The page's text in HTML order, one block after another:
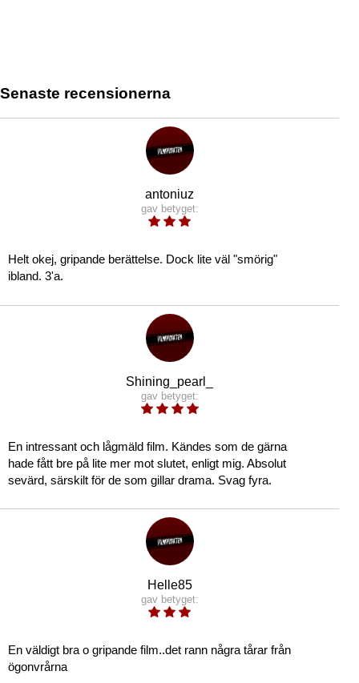
Senaste recensionerna
antoniuz
gav betyget:
Helt okej, gripande berättelse. Dock lite väl "smörig"
ibland. 3'a.
Shining_pearl_
gav betyget:
En intressant och lågmäld film. Kändes som de gärna
hade fått bre på lite mer mot slutet, enligt mig. Absolut
sevärd, särskilt för de som gillar drama. Svag fyra.
Helle85
gav betyget:
En väldigt bra o gripande film..det rann några tårar från
ögonvrårna